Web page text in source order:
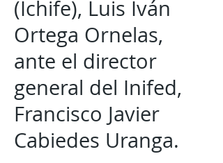
(Ichife), Luis Iván
Ortega Ornelas,
ante el director
general del Inifed,
Francisco Javier
Cabiedes Uranga.